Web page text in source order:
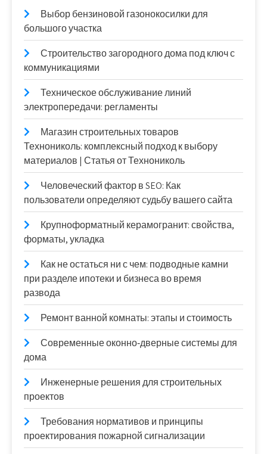
Выбор бензиновой газонокосилки для
большого участка
Строительство загородного дома под ключ с
коммуникациями
Техническое обслуживание линий
электропередачи: регламенты
Магазин строительных товаров
Технониколь: комплексный подход к выбору
материалов | Статья от Технониколь
Человеческий фактор в SEO: Как
пользователи определяют судьбу вашего сайта
Крупноформатный керамогранит: свойства,
форматы, укладка
Как не остаться ни с чем: подводные камни
при разделе ипотеки и бизнеса во время
развода
Ремонт ванной комнаты: этапы и стоимость
Современные оконно‑дверные системы для
дома
Инженерные решения для строительных
проектов
Требования нормативов и принципы
проектирования пожарной сигнализации